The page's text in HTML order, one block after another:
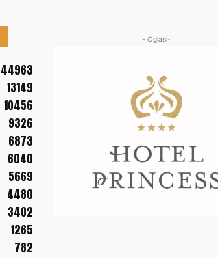
44963
13149
10456
9326
6873
6040
5669
4480
3402
1265
782
- Oglasi-